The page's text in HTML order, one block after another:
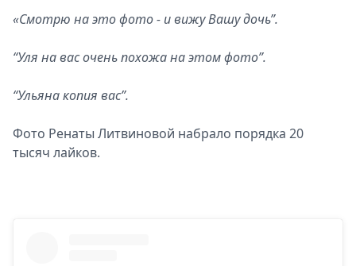
«Смотрю на это фото - и вижу Вашу дочь”.
“Уля на вас очень похожа на этом фото”.
“Ульяна копия вас”.
Фото Ренаты Литвиновой набрало порядка 20
тысяч лайков.